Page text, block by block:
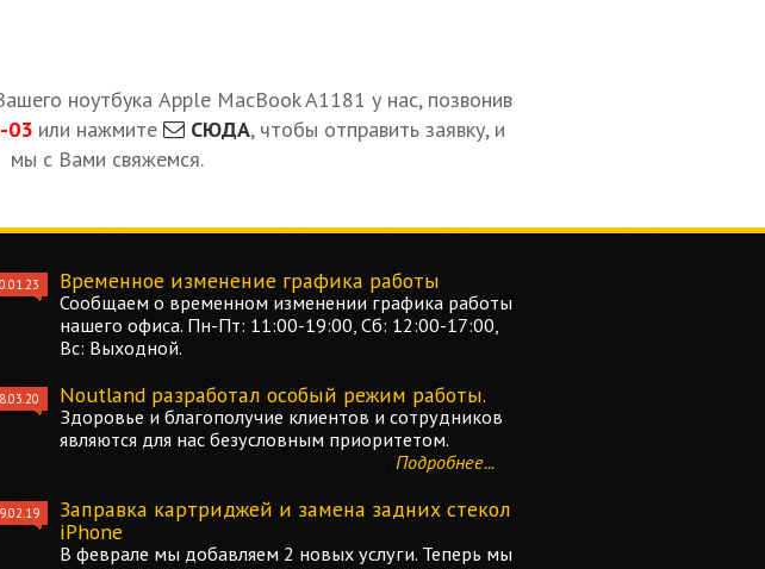
ноутбука Apple MacBook A1181 у нас, позвонив
03или нажмите СЮДА, чтобы отправить заявку, и
мы с Вами свяжемся.
Временное изменение графика работы
Сообщаем о временном изменении графика работы
нашего офиса. Пн-Пт: 11:00-19:00, Сб: 12:00-17:00,
Вс: Выходной.
Noutland разработал особый режим работы.
Здоровье и благополучие клиентов и сотрудников
являются для нас безусловным приоритетом.
Подробнее...
Заправка картриджей и замена задних стекол
iPhone
В феврале мы добавляем 2 новых услуги. Теперь мы